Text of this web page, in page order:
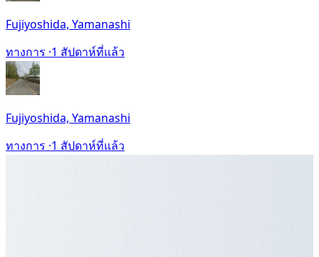
Fujiyoshida, Yamanashi
ทางการ ·1 สัปดาห์ที่แล้ว
Fujiyoshida, Yamanashi
ทางการ ·1 สัปดาห์ที่แล้ว